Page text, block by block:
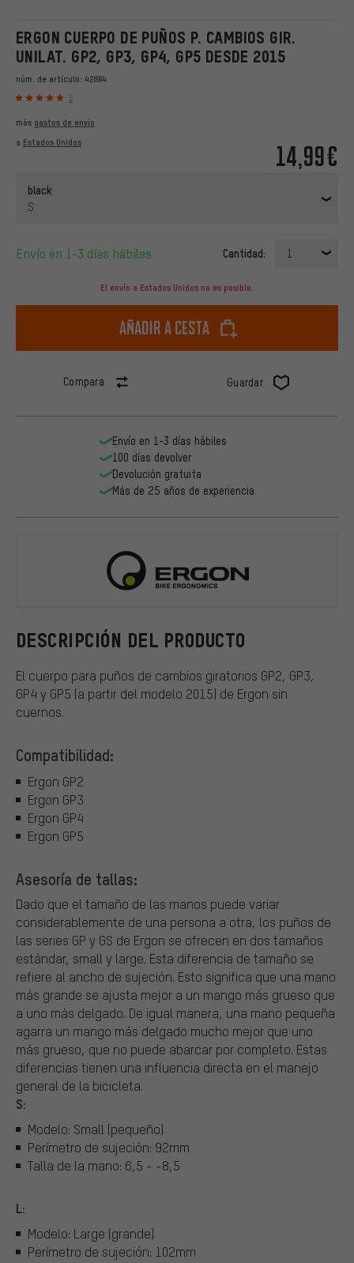
ERGON CUERPO DE PUÑOS P. CAMBIOS GIR.
UNILAT. GP2, GP3, GP4, GP5 DESDE 2015
núm. de artículo: 42864
1
14,99€
más gastos de envío
a Estados Unidos
black
S
Envío en 1-3 días hábiles Cantidad: 1
El envío a Estados Unidos no es posible.
Añadir a cesta
Compara Guardar
DESCRIPCIÓN DEL PRODUCTO
El cuerpo para puños de cambios giratorios GP2, GP3,
GP4 y GP5 (a partir del modelo 2015) de Ergon sin
cuernos.
Compatibilidad:
Ergon GP2
Ergon GP3
Ergon GP4
Ergon GP5
Asesoría de tallas:
Dado que el tamaño de las manos puede variar
considerablemente de una persona a otra, los puños de
las series GP y GS de Ergon se ofrecen en dos tamaños
estándar, small y large. Esta diferencia de tamaño se
refiere al ancho de sujeción. Esto significa que una mano
más grande se ajusta mejor a un mango más grueso que
a uno más delgado. De igual manera, una mano pequeña
agarra un mango más delgado mucho mejor que uno
más grueso, que no puede abarcar por completo. Estas
diferencias tienen una influencia directa en el manejo
general de la bicicleta.
S:
Modelo: Small (pequeño)
Perímetro de sujeción: 92mm
Talla de la mano: 6,5 - -8,5
L:
Modelo: Large (grande)
Perímetro de sujeción: 102mm
Envío en 1-3 días hábiles
100 días devolver
Devolución gratuita
Más de 25 años de experiencia
Ergon